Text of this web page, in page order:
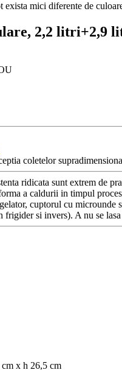
mici diferente de
2,2 litri+2,9
coletelor
ridicata sunt extrem de
a caldurii in timpul
cuptorul cu microunde
frigider si invers). A nu se
x h 26,5 cm